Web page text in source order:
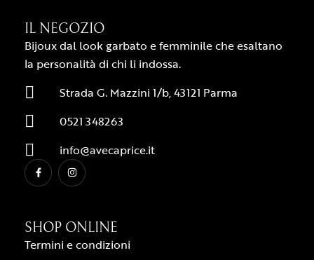
IL NEGOZIO
Bijoux dal look garbato e femminile che esaltano
la personalità di chi li indossa.
Strada G. Mazzini 1/b, 43121 Parma
0521 348263
info@avecaprice.it
SHOP ONLINE
Termini e condizioni